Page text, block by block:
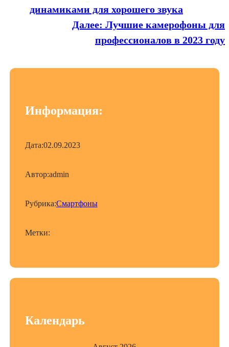
динамиками для хорошего звука
Далее: Лучшие камерофоны для
профессионалов в 2023 году
Информация:
Дата:02.09.2023
Автор:admin
Рубрика:Смартфоны
Метки:
Календарь